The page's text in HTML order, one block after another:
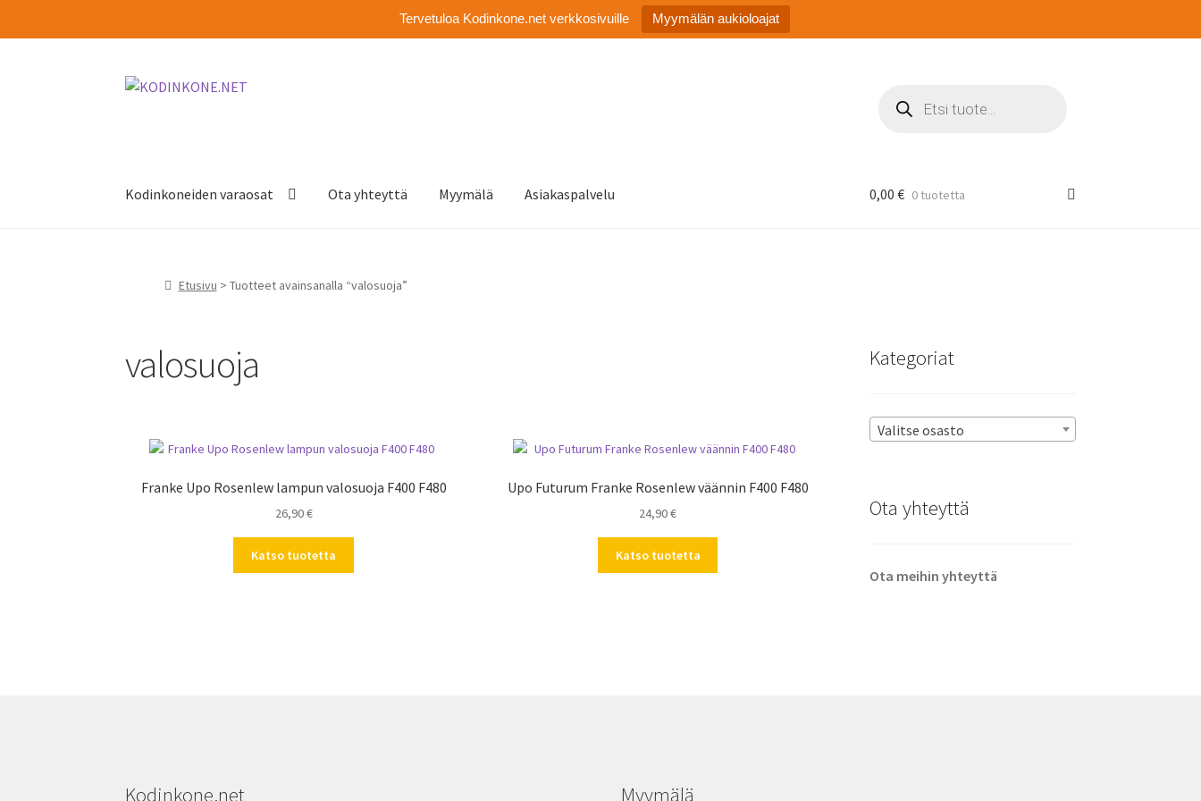
Tervetuloa Kodinkone.net verkkosivuille Myymälän aukioloajat
Siirry
Siirry
search
Kodinkoneiden varaosat Ota yhteyttä Myymälä Asiakaspalvelu 0,00 € 0 tuotetta
Etusivu > Tuotteet avainsanalla “valosuoja”
valosuoja
Franke Upo Rosenlew lampun valosuoja F400 F480
26,90€
Katso tuotetta
Upo Futurum Franke Rosenlew väännin F400 F480
24,90€
Katso tuotetta
Kategoriat
Valitse osasto
Ota yhteyttä
Ota meihin yhteyttä
Kodinkone.net Myymälä